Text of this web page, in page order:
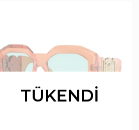
TÜKENDI